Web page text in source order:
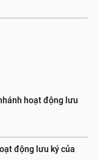
hoạt động lưu
động lưu ký của